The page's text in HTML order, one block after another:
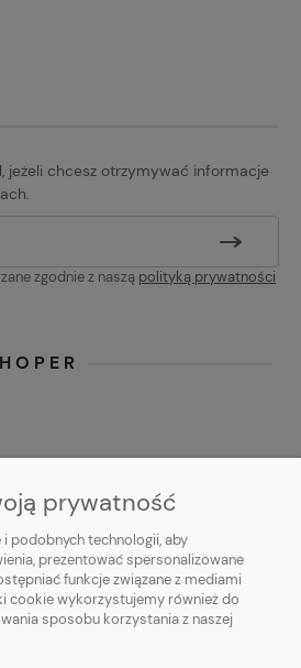
jeżeli chcesz otrzymywać informacje
zgodnie z naszą polityką prywatności
prywatność
podobnych technologii, aby
prezentować spersonalizowane
funkcje związane z mediami
cookie wykorzystujemy również do
sposobu korzystania z naszej